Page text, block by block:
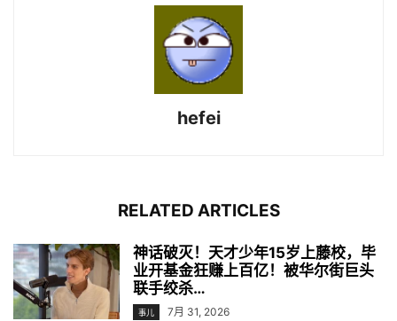
hefei
RELATED ARTICLES
神话破灭！天才少年15岁上藤校，毕
业开基金狂赚上百亿！被华尔街巨头
联手绞杀…
事儿 7月 31, 2026